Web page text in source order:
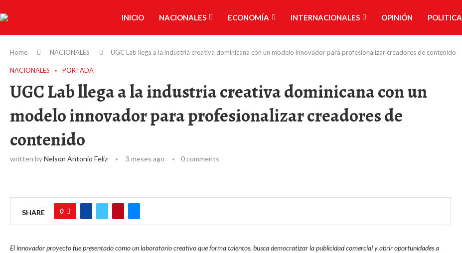
INICIO NACIONALES ECONOMÍA INTERNACIONALES OPINIÓN POLITICA
Home NACIONALES UGC Lab llega a la industria creativa dominicana con un modelo innovador para profesionalizar creadores de contenido
NACIONALES PORTADA
UGC Lab llega a la industria creativa dominicana con un
modelo innovador para profesionalizar creadores de
contenido
written byNelson Antonio Feliz 3 meses ago 0 comments
SHARE 0
El innovador proyecto fue presentado como un laboratorio creativo que forma talentos, busca democratizar la publicidad comercial y abrir oportunidades a